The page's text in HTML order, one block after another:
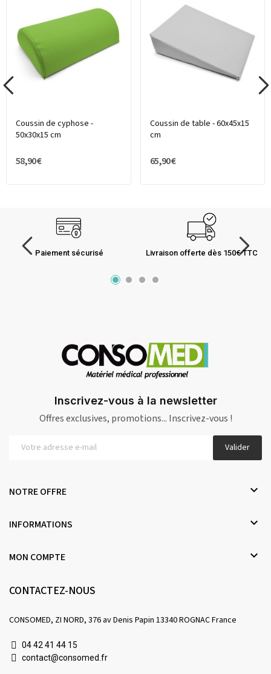
Coussin de cyphose -
50x30x15 cm
58,90 €
Coussin de table - 60x45x15
cm
65,90 €
Paiement sécurisé Livraison offerte dès 150€ TTC
Inscrivez-vous à la newsletter
Offres exclusives, promotions... Inscrivez-vous !
Valider
NOTRE OFFRE 
INFORMATIONS 
MON COMPTE 
CONTACTEZ-NOUS
CONSOMED, ZI NORD, 376 av Denis Papin 13340 ROGNAC France
04 42 41 44 15
contact@consomed.fr